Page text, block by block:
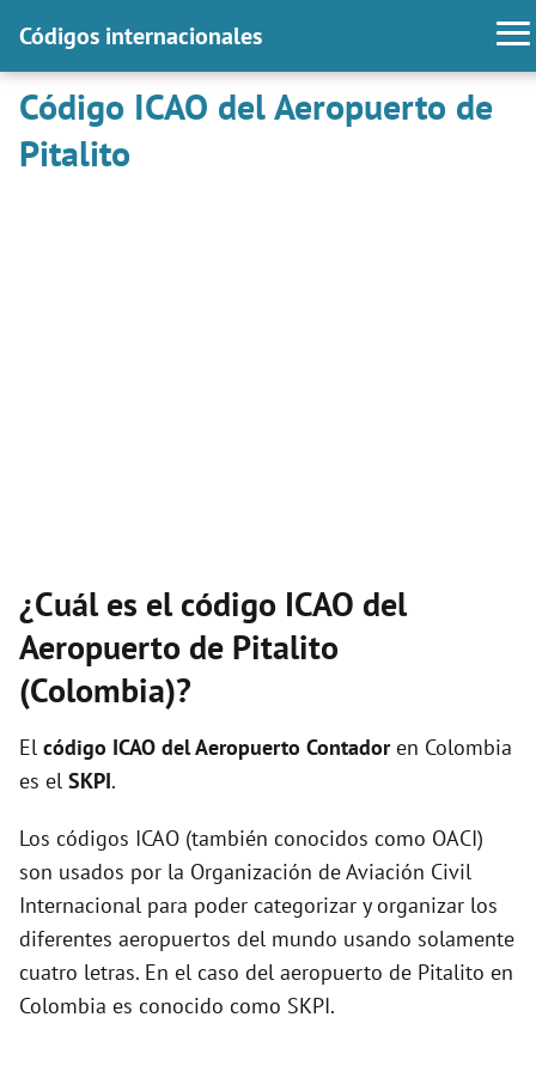
Códigos internacionales
Código ICAO del Aeropuerto de
Pitalito
¿Cuál es el código ICAO del
Aeropuerto de Pitalito
(Colombia)?
El código ICAO delAeropuerto Contadoren Colombia
es el SKPI.
Los códigos ICAO (también conocidos como OACI)
son usados por la Organización de Aviación Civil
Internacional para poder categorizar y organizar los
diferentes aeropuertos del mundo usando solamente
cuatro letras. En el caso del aeropuerto de Pitalito en
Colombia es conocido como SKPI.